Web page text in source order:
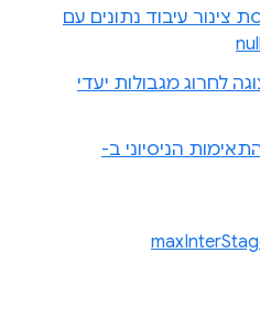
צינור עיבוד נתונים עם
לחרוג מגבולות יעדי
הניסיוני ב-